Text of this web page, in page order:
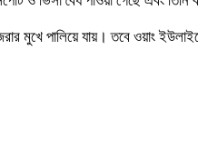
মুখে পালিয়ে যায়। তবে ওয়াং